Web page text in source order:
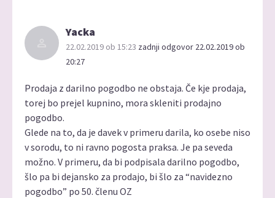
Yacka
22.02.2019 ob 15:23 zadnji odgovor 22.02.2019 ob
20:27
Prodaja z darilno pogodbo ne obstaja. Če kje prodaja,
torej bo prejel kupnino, mora skleniti prodajno
pogodbo.
Glede na to, da je davek v primeru darila, ko osebe niso
v sorodu, to ni ravno pogosta praksa. Je pa seveda
možno. V primeru, da bi podpisala darilno pogodbo,
šlo pa bi dejansko za prodajo, bi šlo za “navidezno
pogodbo” po 50. členu OZ